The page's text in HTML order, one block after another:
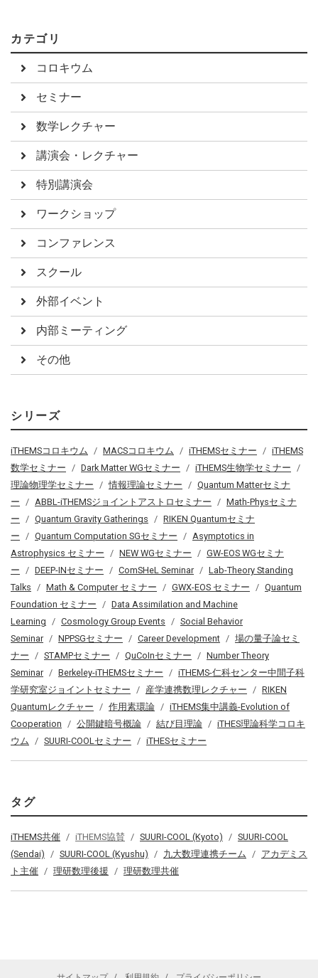
カテゴリ
コロキウム
セミナー
数学レクチャー
講演会・レクチャー
特別講演会
ワークショップ
コンファレンス
スクール
外部イベント
内部ミーティング
その他
シリーズ
iTHEMSコロキウム MACSコロキウム iTHEMSセミナー
iTHEMS
数学セミナー
Dark Matter WGセミナー
iTHEMS生物学セミナー
理論物理学セミナー
情報理論セミナー
Quantum Matterセミナ
ー
ABBL-iTHEMSジョイントアストロセミナー
Math-Physセミナ
ー
Quantum Gravity Gatherings
RIKEN Quantumセミナ
ー
Quantum Computation SGセミナー
Asymptotics in
Astrophysics セミナー
NEW WGセミナー
GW-EOS WGセミナ
ー
DEEP-INセミナー ComSHeL Seminar
Lab-Theory Standing
Talks
Math & Computer セミナー GWX-EOS セミナー
Quantum
Foundation セミナー
Data Assimilation and Machine
Learning
Cosmology Group Events
Social Behavior
Seminar
NPPSGセミナー Career Development
場の量子論セミ
ナー
STAMPセミナー QuCoInセミナー
Number Theory
Seminar
Berkeley-iTHEMSセミナー
iTHEMS-仁科センター中間子科
学研究室ジョイントセミナー
産学連携数理レクチャー
RIKEN
Quantumレクチャー
作用素環論
iTHEMS集中講義-Evolution of
Cooperation
公開鍵暗号概論 結び目理論
iTHES理論科学コロキ
ウム
SUURI-COOLセミナー iTHESセミナー
タグ
iTHEMS共催 iTHEMS協賛 SUURI-COOL (Kyoto)
SUURI-COOL
(Sendai)
SUURI-COOL (Kyushu) 九大数理連携チーム
アカデミス
ト主催
理研数理後援 理研数理共催